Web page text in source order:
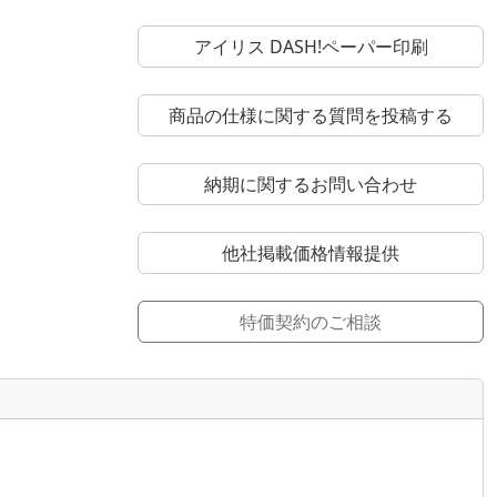
アイリス DASH!ペーパー印刷
商品の仕様に関する質問を投稿する
納期に関するお問い合わせ
他社掲載価格情報提供
特価契約のご相談